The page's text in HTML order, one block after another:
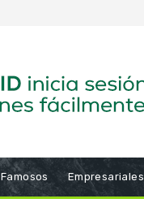
Famosos Empresariales